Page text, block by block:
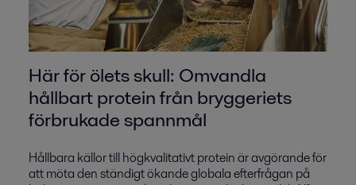
Här för ölets skull: Omvandla
hållbart protein från bryggeriets
förbrukade spannmål
Hållbara källor till högkvalitativt protein är avgörande för
att möta den ständigt ökande globala efterfrågan på